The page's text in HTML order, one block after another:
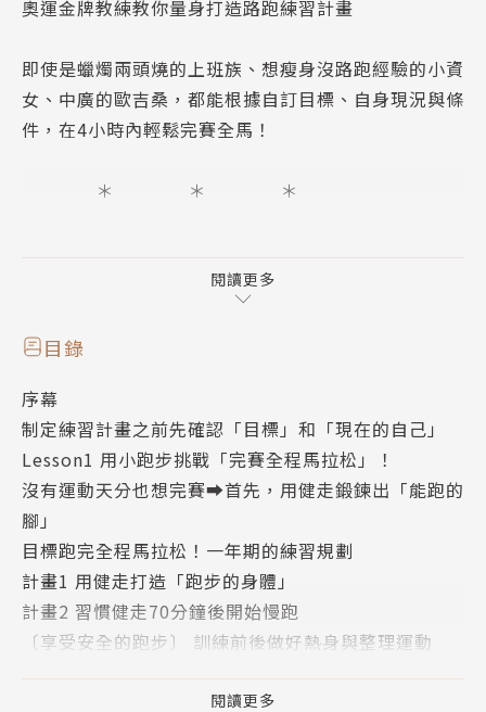
奧運金牌教練教你量身打造路跑練習計畫
即使是蠟燭兩頭燒的上班族、想瘦身沒路跑經驗的小資
女、中廣的歐吉桑，都能根據自訂目標、自身現況與條
件，在4小時內輕鬆完賽全馬！
＊ ＊ ＊
你是路跑新人，想要挑戰城市馬拉松？
員募集中!!
【課程特色】
★沒有長篇大論，有生動漫畫、有清楚圖解，表述輕鬆
且容易理解
★學員包括想瘦身卻不擅長運動的小資女，患有代謝症
候群的中廣歐吉桑，家庭、工作兩頭燒而沒時間運動的
閱讀更多
目錄
序幕
制定練習計畫之前先確認「目標」和「現在的自己」
Lesson1 用小跑步挑戰「完賽全程馬拉松」！
沒有運動天分也想完賽➡首先，用健走鍛鍊出「能跑的
腳」
目標跑完全程馬拉松！一年期的練習規劃
計畫1 用健走打造「跑步的身體」
計畫2 習慣健走70分鐘後開始慢跑
〔享受安全的跑步〕 訓練前後做好熱身與整理運動
閱讀更多